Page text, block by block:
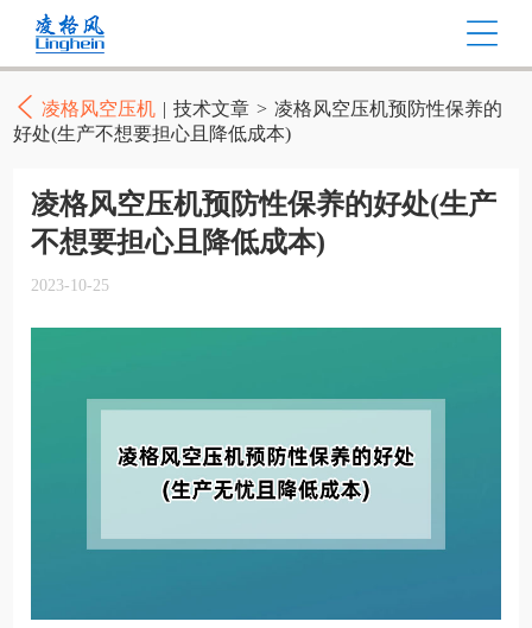
凌格风空压机 | 技术文章 > 凌格风空压机预防性保养的
好处(生产不想要担心且降低成本)
凌格风空压机预防性保养的好处(生产
不想要担心且降低成本)
2023-10-25